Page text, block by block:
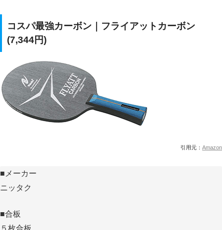
コスパ最強カーボン｜フライアットカーボン
(7,344円)
引用元： Amazon
■メーカー
ニッタク
■合板
５枚合板